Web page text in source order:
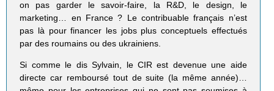
on pas garder le savoir-faire, la R&D, le design, le
marketing… en France ? Le contribuable français n’est
pas là pour financer les jobs plus conceptuels effectués
par des roumains ou des ukrainiens.
Si comme le dis Sylvain, le CIR est devenue une aide
directe car remboursé tout de suite (la même année)…